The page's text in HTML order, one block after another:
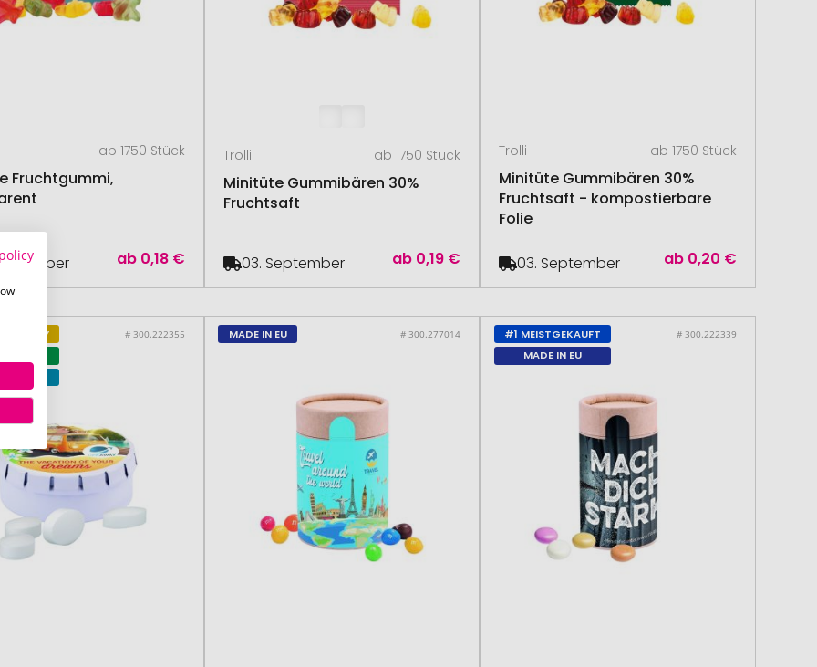
ab 1750 Stück
Fruchtgummi,
ab 0,18 €
Trolli ab 1750 Stück
Minitüte Gummibären 30%
Fruchtsaft
ab 0,19 €
03. September
Trolli ab 1750 Stück
Minitüte Gummibären 30%
Fruchtsaft - kompostierbare
Folie
ab 0,20 €
03. September
# 300.222355 MADE IN EU # 300.277014
#1 MEISTGEKAUFT
MADE IN EU
# 300.222339